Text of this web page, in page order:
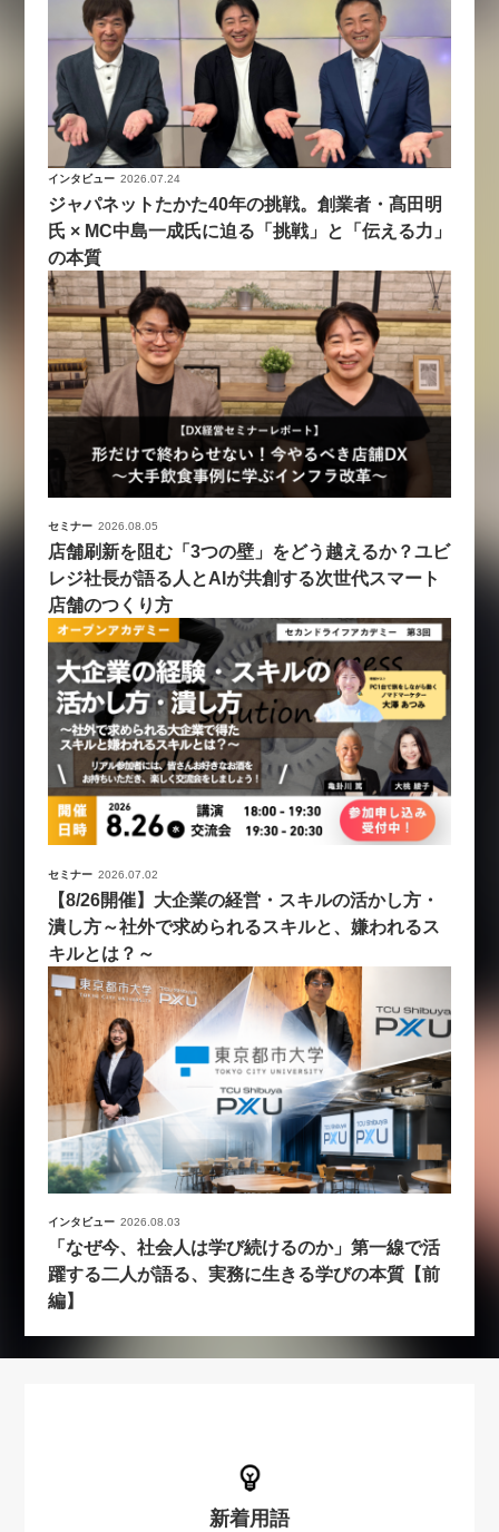
インタビュー 2026.07.24
ジャパネットたかた40年の挑戦。創業者・髙田明
氏 × MC中島一成氏に迫る「挑戦」と「伝える力」
の本質
セミナー 2026.08.05
店舗刷新を阻む「3つの壁」をどう越えるか？ユビ
レジ社長が語る人とAIが共創する次世代スマート
店舗のつくり方
セミナー 2026.07.02
【8/26開催】大企業の経営・スキルの活かし方・
潰し方～社外で求められるスキルと、嫌われるス
キルとは？～
インタビュー 2026.08.03
「なぜ今、社会人は学び続けるのか」第一線で活
躍する二人が語る、実務に生きる学びの本質【前
編】
新着用語